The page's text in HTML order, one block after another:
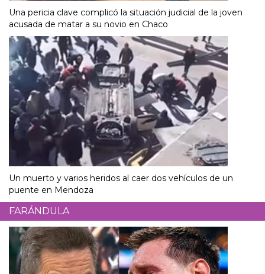
Una pericia clave complicó la situación judicial de la joven
acusada de matar a su novio en Chaco
Un muerto y varios heridos al caer dos vehículos de un
puente en Mendoza
FARÁNDULA